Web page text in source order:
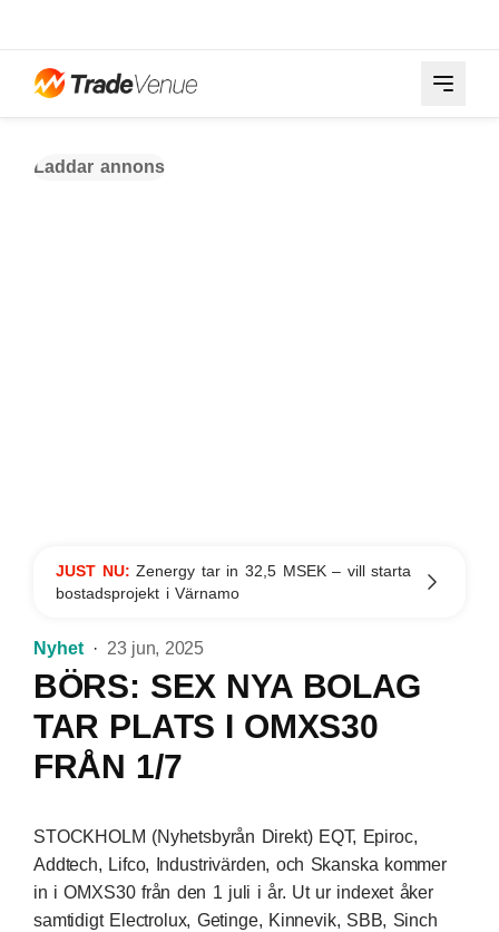
Laddar annons
JUST NU:Zenergy tar in 32,5 MSEK – vill starta
bostadsprojekt i Värnamo
Nyhet 23 jun, 2025
BÖRS: SEX NYA BOLAG
TAR PLATS I OMXS30
FRÅN 1/7
STOCKHOLM (Nyhetsbyrån Direkt) EQT, Epiroc,
Addtech, Lifco, Industrivärden, och Skanska kommer
in i OMXS30 från den 1 juli i år. Ut ur indexet åker
samtidigt Electrolux, Getinge, Kinnevik, SBB, Sinch